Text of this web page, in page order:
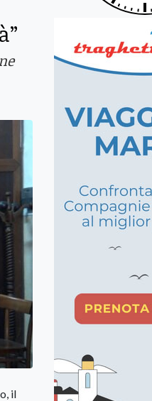
il